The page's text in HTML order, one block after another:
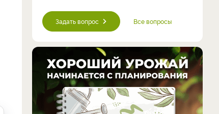
Задать вопрос Все вопросы